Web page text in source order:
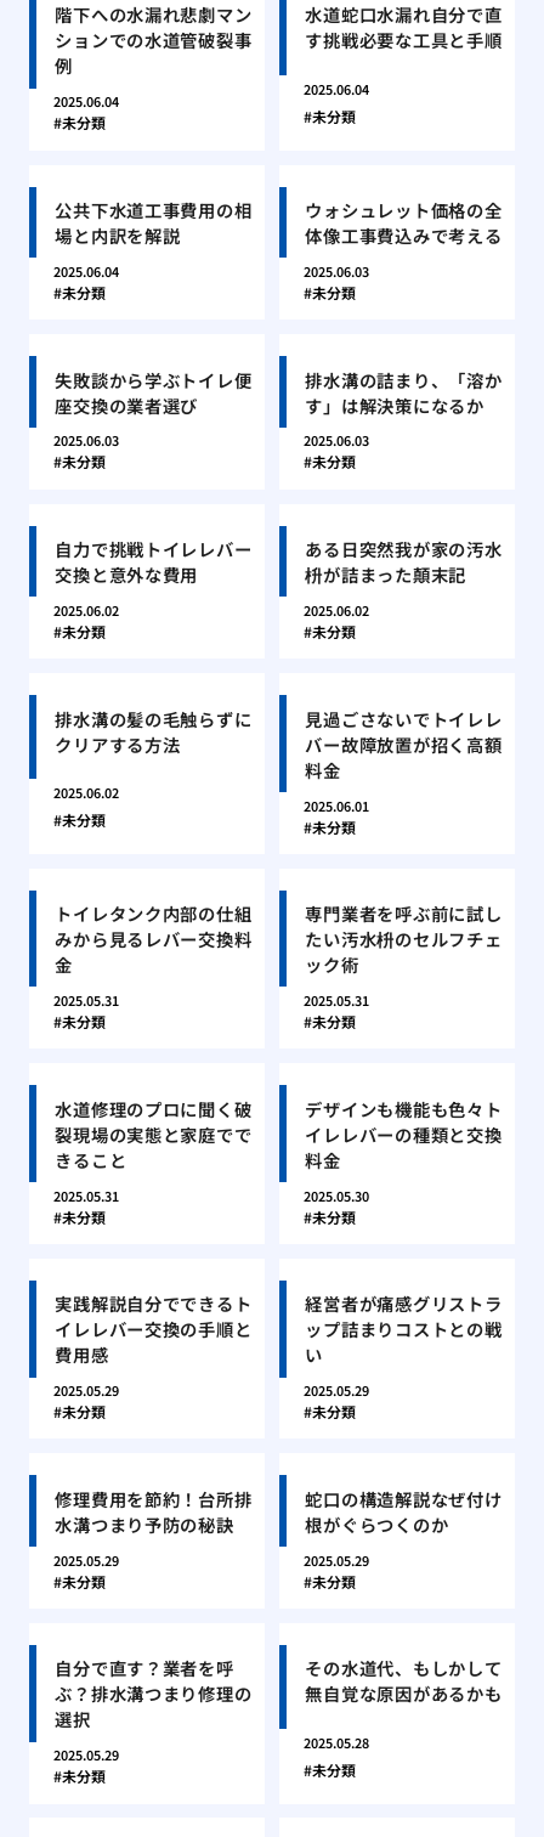
階下への水漏れ悲劇マン
ションでの水道管破裂事
例
2025.06.04
未分類
水道蛇口水漏れ自分で直
す挑戦必要な工具と手順
2025.06.04
未分類
公共下水道工事費用の相
場と内訳を解説
2025.06.04
未分類
ウォシュレット価格の全
体像工事費込みで考える
2025.06.03
未分類
失敗談から学ぶトイレ便
座交換の業者選び
2025.06.03
未分類
排水溝の詰まり、「溶か
す」は解決策になるか
2025.06.03
未分類
自力で挑戦トイレレバー
交換と意外な費用
2025.06.02
未分類
ある日突然我が家の汚水
枡が詰まった顛末記
2025.06.02
未分類
排水溝の髪の毛触らずに
クリアする方法
2025.06.02
未分類
見過ごさないでトイレレ
バー故障放置が招く高額
料金
2025.06.01
未分類
トイレタンク内部の仕組
みから見るレバー交換料
金
2025.05.31
未分類
専門業者を呼ぶ前に試し
たい汚水枡のセルフチェ
ック術
2025.05.31
未分類
水道修理のプロに聞く破
裂現場の実態と家庭でで
きること
2025.05.31
未分類
デザインも機能も色々ト
イレレバーの種類と交換
料金
2025.05.30
未分類
実践解説自分でできるト
イレレバー交換の手順と
費用感
2025.05.29
未分類
経営者が痛感グリストラ
ップ詰まりコストとの戦
い
2025.05.29
未分類
修理費用を節約！台所排
水溝つまり予防の秘訣
2025.05.29
未分類
蛇口の構造解説なぜ付け
根がぐらつくのか
2025.05.29
未分類
自分で直す？業者を呼
ぶ？排水溝つまり修理の
選択
2025.05.29
未分類
その水道代、もしかして
無自覚な原因があるかも
2025.05.28
未分類